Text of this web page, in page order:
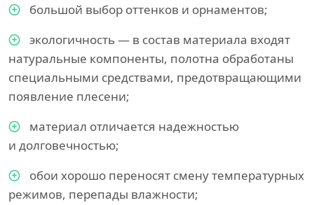
большой выбор оттенков и орнаментов;
экологичность — в состав материала входят
натуральные компоненты, полотна обработаны
специальными средствами, предотвращающими
появление плесени;
материал отличается надежностью
и долговечностью;
обои хорошо переносят смену температурных
режимов, перепады влажности;